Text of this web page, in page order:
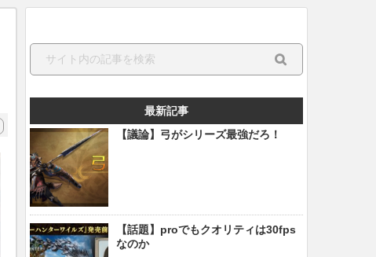
最新記事
【議論】弓がシリーズ最強だろ！
【話題】proでもクオリティは30fps
なのか